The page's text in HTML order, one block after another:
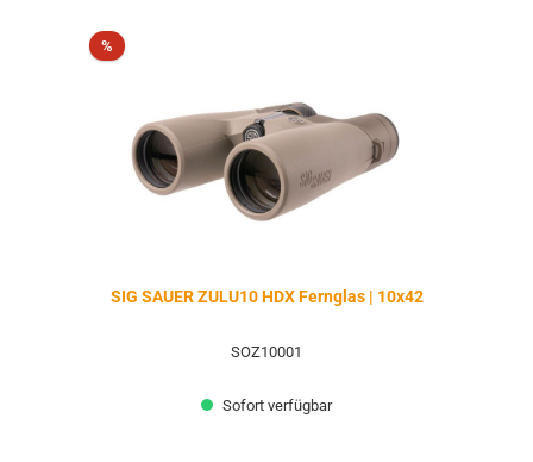
%Rabatt
SIG SAUER ZULU10 HDX Fernglas | 10x42
SOZ10001
Sofort verfügbar